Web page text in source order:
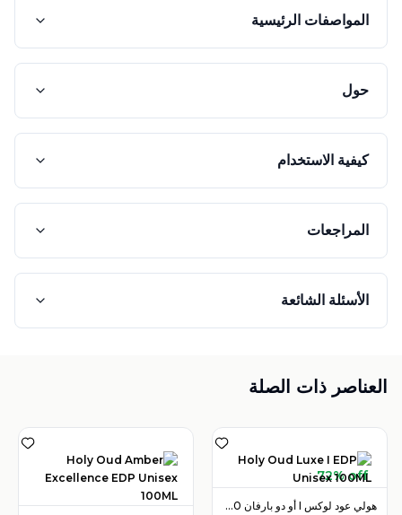
المواصفات الرئيسية
حول
كيفية الاستخدام
المراجعات
الأسئلة الشائعة
العناصر ذات الصلة
72% off
هولي عود لوكس I أو دو بارفان 100 مل للجنسين